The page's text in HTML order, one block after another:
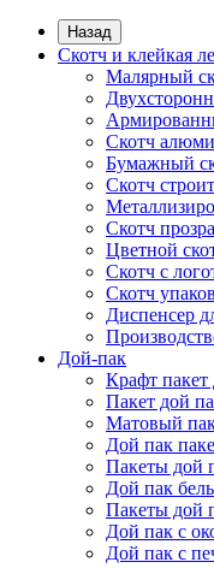
Назад
Скотч и клейкая
Малярный
Скотч
Бумажный
Скотч
Скотч
Цветной
Скотч с
Скотч
Диспенсер
Дой-пак
Крафт
Пакет дой
Матовый
Дой пак
Пакеты дой
Дой пак
Пакеты дой
Дой пак с
Дой пак с